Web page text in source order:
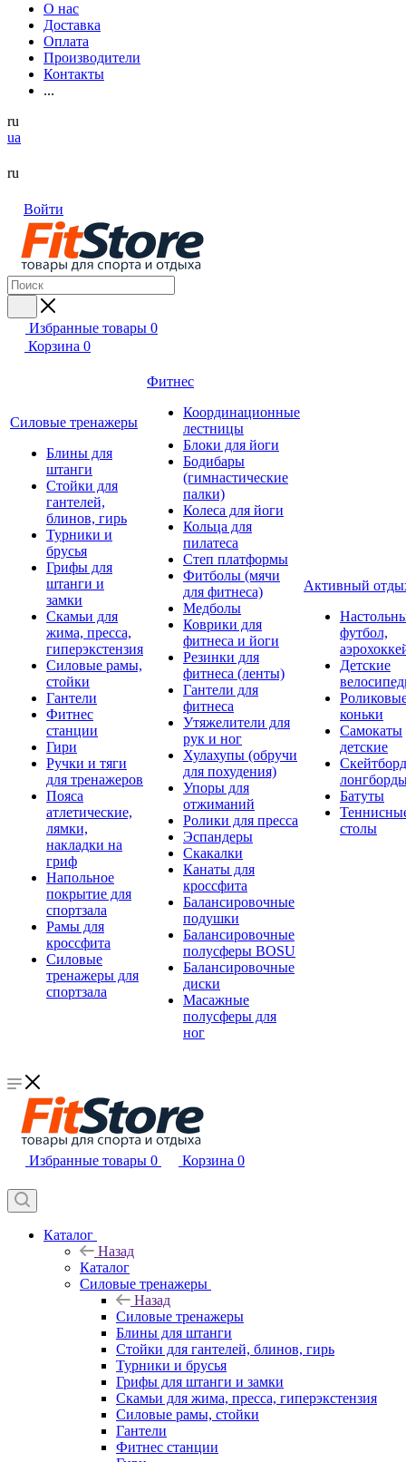
О нас
Доставка
Оплата
Производители
Контакты
...
ru
ua
ru
Войти
Избранные товары 0
Корзина 0
Силовые тренажеры
Блины для
штанги
Стойки для
гантелей,
блинов, гирь
Турники и
брусья
Грифы для
штанги и
замки
Скамьи для
жима, пресса,
гиперэкстензия
Силовые рамы,
стойки
Гантели
Фитнес
станции
Гири
Ручки и тяги
для тренажеров
Пояса
атлетические,
лямки,
накладки на
гриф
Напольное
покрытие для
спортзала
Рамы для
кроссфита
Силовые
тренажеры для
спортзала
Фитнес
Координационные
лестницы
Блоки для йоги
Бодибары
(гимнастические
палки)
Колеса для йоги
Кольца для
пилатеса
Степ платформы
Фитболы (мячи
для фитнеса)
Медболы
Коврики для
фитнеса и йоги
Резинки для
фитнеса (ленты)
Гантели для
фитнеса
Утяжелители для
рук и ног
Хулахупы (обручи
для похудения)
Упоры для
отжиманий
Ролики для пресса
Эспандеры
Скакалки
Канаты для
кроссфита
Балансировочные
подушки
Балансировочные
полусферы BOSU
Балансировочные
диски
Масажные
полусферы для
ног
Активный
футбол,
Детские
коньки
Самокаты
детские
Батуты
столы
Избранные товары 0 Корзина 0
Каталог
Назад
Каталог
Силовые тренажеры
Назад
Силовые тренажеры
Блины для штанги
Стойки для гантелей, блинов, гирь
Турники и брусья
Грифы для штанги и замки
Скамьи для жима, пресса, гиперэкстензия
Силовые рамы, стойки
Гантели
Фитнес станции